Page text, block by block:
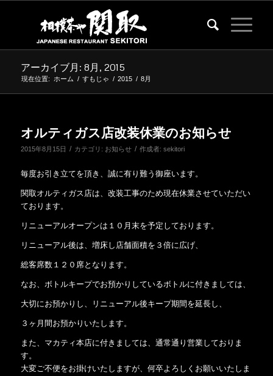
アーカイブ月: 8月, 2015
現在位置: ホーム / すもじゃ / 2015 / 8月
オルティガス店改装休業のお知らせ
2015年8月15日 / カテゴリ: お知らせ / 作成者: sekitori
毎度お引き立てを頂き、誠に有り難う御座います。
関取オルティガス店は、改装工事のため現在休業させていただい
ております。
リニューアルオープンは１０月末を予定しております。
リニューアル後は、増床し店舗面積を３倍に広げ、
総客席数１２０席となります。
なお、ボトルキープでお預かりしているボトルに付きましては、
大切にお預かりし、リニューアル後キープ期間を延長し、
３ヶ月間お預かりいたします。
また、マカティ本店に付きましては、通常通り営業しておりま
す。
大変ご不便をお掛けいたしますが、何卒よろしくお願いいたしま